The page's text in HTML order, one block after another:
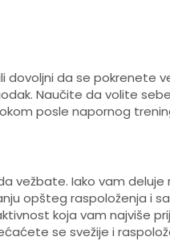
dovoljni da se pokrenete
Naučite da volite
posle napornog
vežbate. Iako vam deluje
opšteg raspoloženja i
koja vam najviše
se svežije i